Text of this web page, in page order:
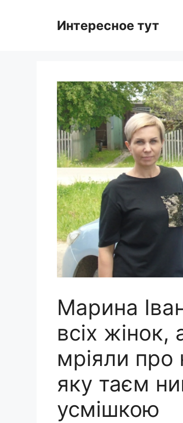
Интересное тут
Марина
всіх жінок,
мріяли про
яку таєм
усмішкою